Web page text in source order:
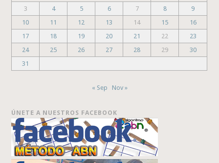
3
4 5 6 7 8
9
10
11 12 13 14 15
16
17
18 19 20 21 22
23
24
25 26 27 28 29
30
31
« Sep Nov »
ÚNETE A NUESTROS FACEBOOK